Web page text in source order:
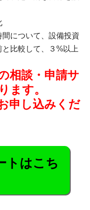
について、設備投資
比較して、３%以上
相談・申請サ
ます。
申し込みくだ
トはこち